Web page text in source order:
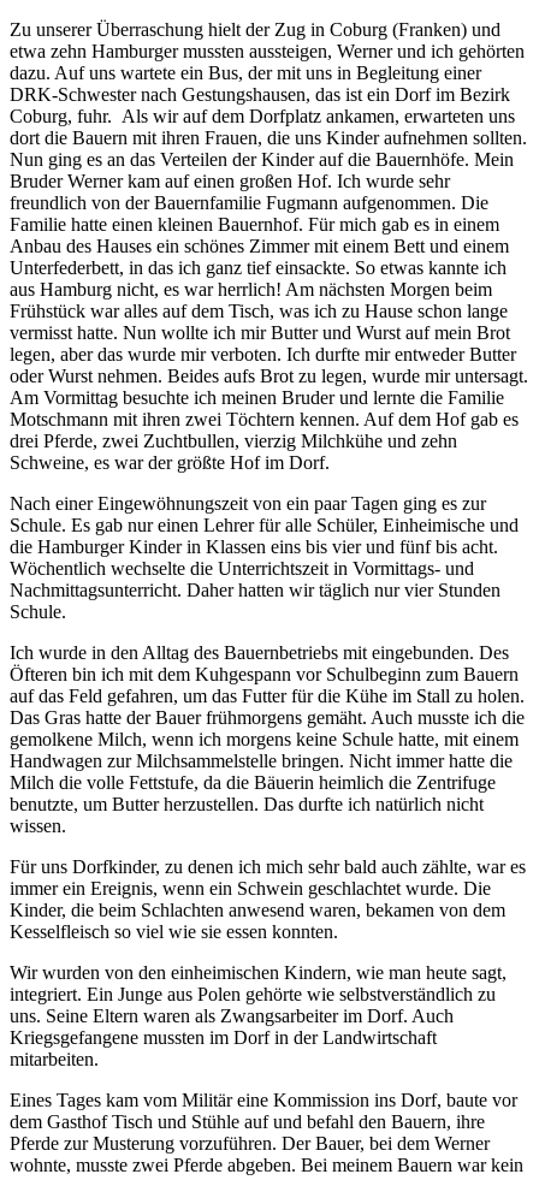
Zu unserer Überraschung hielt der Zug in Coburg (Franken) und
etwa zehn Hamburger mussten aussteigen, Werner und ich gehörten
dazu. Auf uns wartete ein Bus, der mit uns in Begleitung einer
DRK-Schwester nach Gestungshausen, das ist ein Dorf im Bezirk
Coburg, fuhr. Als wir auf dem Dorfplatz ankamen, erwarteten uns
dort die Bauern mit ihren Frauen, die uns Kinder aufnehmen sollten.
Nun ging es an das Verteilen der Kinder auf die Bauernhöfe. Mein
Bruder Werner kam auf einen großen Hof. Ich wurde sehr
freundlich von der Bauernfamilie Fugmann aufgenommen. Die
Familie hatte einen kleinen Bauernhof. Für mich gab es in einem
Anbau des Hauses ein schönes Zimmer mit einem Bett und einem
Unterfederbett, in das ich ganz tief einsackte. So etwas kannte ich
aus Hamburg nicht, es war herrlich! Am nächsten Morgen beim
Frühstück war alles auf dem Tisch, was ich zu Hause schon lange
vermisst hatte. Nun wollte ich mir Butter und Wurst auf mein Brot
legen, aber das wurde mir verboten. Ich durfte mir entweder Butter
oder Wurst nehmen. Beides aufs Brot zu legen, wurde mir untersagt.
Am Vormittag besuchte ich meinen Bruder und lernte die Familie
Motschmann mit ihren zwei Töchtern kennen. Auf dem Hof gab es
drei Pferde, zwei Zuchtbullen, vierzig Milchkühe und zehn
Schweine, es war der größte Hof im Dorf.
Nach einer Eingewöhnungszeit von ein paar Tagen ging es zur
Schule. Es gab nur einen Lehrer für alle Schüler, Einheimische und
die Hamburger Kinder in Klassen eins bis vier und fünf bis acht.
Wöchentlich wechselte die Unterrichtszeit in Vormittags- und
Nachmittagsunterricht. Daher hatten wir täglich nur vier Stunden
Schule.
Ich wurde in den Alltag des Bauernbetriebs mit eingebunden. Des
Öfteren bin ich mit dem Kuhgespann vor Schulbeginn zum Bauern
auf das Feld gefahren, um das Futter für die Kühe im Stall zu holen.
Das Gras hatte der Bauer frühmorgens gemäht. Auch musste ich die
gemolkene Milch, wenn ich morgens keine Schule hatte, mit einem
Handwagen zur Milchsammelstelle bringen. Nicht immer hatte die
Milch die volle Fettstufe, da die Bäuerin heimlich die Zentrifuge
benutzte, um Butter herzustellen. Das durfte ich natürlich nicht
wissen.
Für uns Dorfkinder, zu denen ich mich sehr bald auch zählte, war es
immer ein Ereignis, wenn ein Schwein geschlachtet wurde. Die
Kinder, die beim Schlachten anwesend waren, bekamen von dem
Kesselfleisch so viel wie sie essen konnten.
Wir wurden von den einheimischen Kindern, wie man heute sagt,
integriert. Ein Junge aus Polen gehörte wie selbstverständlich zu
uns. Seine Eltern waren als Zwangsarbeiter im Dorf. Auch
Kriegsgefangene mussten im Dorf in der Landwirtschaft
mitarbeiten.
Eines Tages kam vom Militär eine Kommission ins Dorf, baute vor
dem Gasthof Tisch und Stühle auf und befahl den Bauern, ihre
Pferde zur Musterung vorzuführen. Der Bauer, bei dem Werner
wohnte, musste zwei Pferde abgeben. Bei meinem Bauern war kein